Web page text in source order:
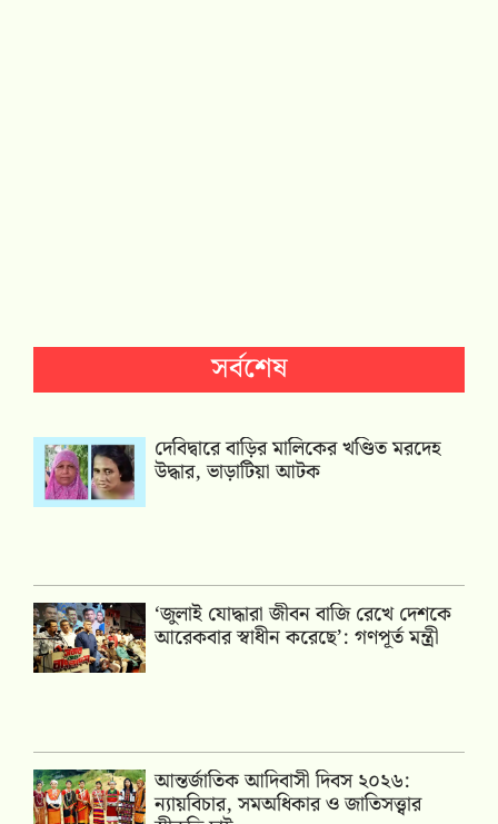
সর্বশেষ
দেবিদ্বারে বাড়ির মালিকের খণ্ডিত মরদেহ
উদ্ধার, ভাড়াটিয়া আটক
‘জুলাই যোদ্ধারা জীবন বাজি রেখে দেশকে
আরেকবার স্বাধীন করেছে’: গণপূর্ত মন্ত্রী
আন্তর্জাতিক আদিবাসী দিবস ২০২৬:
ন্যায়বিচার, সমঅধিকার ও জাতিসত্ত্বার